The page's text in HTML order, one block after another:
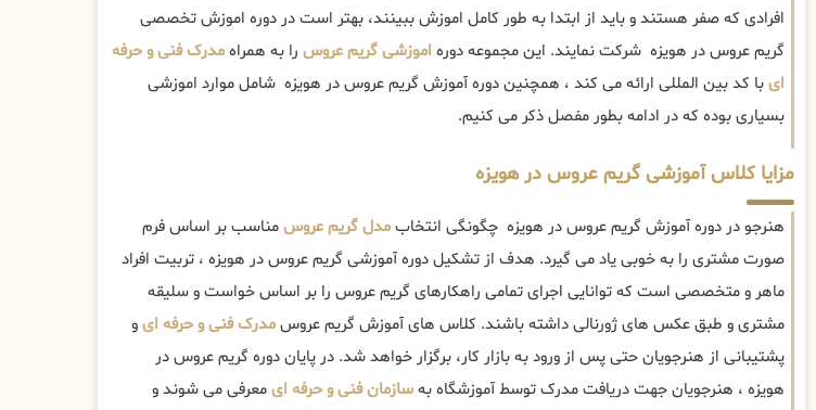
افرادی که صفر هستند و باید از ابتدا به طور کامل اموزش ببینند، بهتر است در دوره اموزش تخصصی
گریم عروس در هویزه شرکت نمایند. این مجموعه دوره اموزشی گریم عروس را به همراهمدرک فنی و حرفه
ایبا کد بین المللی ارائه می کند ، همچنین دوره آموزش گریم عروس در هویزه شامل موارد اموزشی
بسیاری بوده که در ادامه بطور مفصل ذکر می کنیم.
مزایا کلاس آموزشی گریم عروس در هویزه
هنرجو در دوره آموزش گریم عروس در هویزه چگونگی انتخابمدل گریم عروسمناسب بر اساس فرم
صورت مشتری را به خوبی یاد می گیرد. هدف از تشکیل دوره آموزشی گریم عروس در هویزه ، تربیت افراد
ماهر و متخصصی است که توانایی اجرای تمامی راهکارهای گریم عروس را بر اساس خواست و سلیقه
مشتری و طبق عکس های ژورنالی داشته باشند. کلاس های آموزش گریم عروسمدرک فنی و حرفه ایو
پشتیبانی از هنرجویان حتی پس از ورود به بازار کار، برگزار خواهد شد. در پایان دوره گریم عروس در
هویزه ، هنرجویان جهت دریافت مدرک توسط آموزشگاه بهسازمان فنی و حرفه ایمعرفی می شوند و